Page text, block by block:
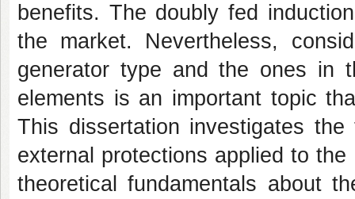
benefits. The doubly fed
the market. Nevertheless,
generator type and the ones in
elements is an important topic
This dissertation investigates
external protections applied to
theoretical fundamentals about